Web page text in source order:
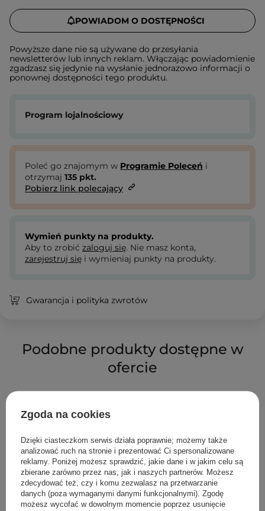
POWIADOM O DOSTĘPNOŚCI
Powyższe dane nie są używane do przesyłania
newsletterów lub innych reklam. Włączając powiadomienie
zgadzasz się jedynie na wysłanie jednorazowo informacji o
ponownej dostępności tego produktu.
Program lojalnościowy
Poleć go znajomym w Programie Poleceń i
otrzymaj 135 pkt.
Pobierz link polecający
Wymień punkty na produkty.
Aby to zrobić zaloguj się. Nie masz konta,
zarejestruj się i wymieniaj punkty na produkty.
Gwarancja i polityka zwrotów
Podobne produkty dostępne w
ofercie
Zgoda na cookies
Dzięki ciasteczkom serwis działa poprawnie; możemy także
analizować ruch na stronie i prezentować Ci spersonalizowane
reklamy. Poniżej możesz sprawdzić, jakie dane i w jakim celu są
zbierane zarówno przez nas, jak i naszych partnerów. Możesz
zdecydować też, czy i komu zezwalasz na przetwarzanie
danych (poza wymaganymi danymi funkcjonalnymi). Zgodę
możesz wycofać w dowolnym momencie poprzez usunięcie